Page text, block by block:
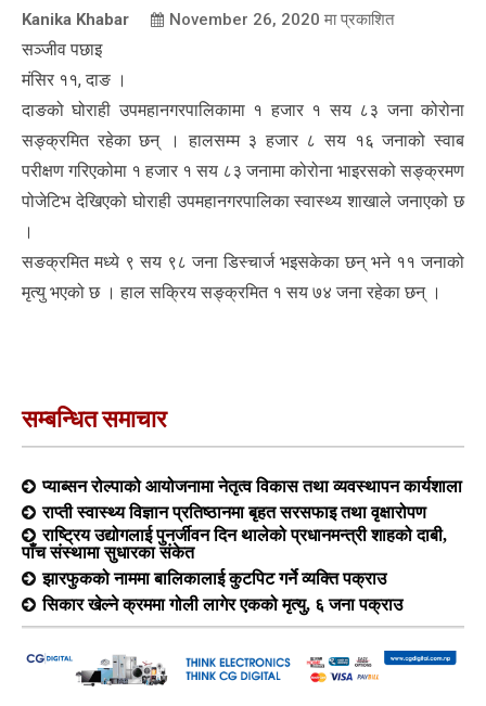
Kanika Khabar November 26, 2020 मा प्रकाशित
सञ्जीव पछाइ
मंसिर ११, दाङ ।
दाङको घोराही उपमहानगरपालिकामा १ हजार १ सय ८३ जना कोरोना
सङ्क्रमित रहेका छन् । हालसम्म ३ हजार ८ सय १६ जनाको स्वाब
परीक्षण गरिएकोमा १ हजार १ सय ८३ जनामा कोरोना भाइरसको सङ्क्रमण
पोजेटिभ देखिएको घोराही उपमहानगरपालिका स्वास्थ्य शाखाले जनाएको छ
।
सङक्रमित मध्ये ९ सय ९८ जना डिस्चार्ज भइसकेका छन् भने ११ जनाको
मृत्यु भएको छ । हाल सक्रिय सङ्क्रमित १ सय ७४ जना रहेका छन् ।
सम्बन्धित समाचार
प्याब्सन रोल्पाको आयोजनामा नेतृत्व विकास तथा व्यवस्थापन कार्यशाला
राप्ती स्वास्थ्य विज्ञान प्रतिष्ठानमा बृहत सरसफाइ तथा वृक्षारोपण
राष्ट्रिय उद्योगलाई पुनर्जीवन दिन थालेको प्रधानमन्त्री शाहको दाबी,
पाँच संस्थामा सुधारका संकेत
झारफुकको नाममा बालिकालाई कुटपिट गर्ने व्यक्ति पक्राउ
सिकार खेल्ने क्रममा गोली लागेर एकको मृत्यु, ६ जना पक्राउ